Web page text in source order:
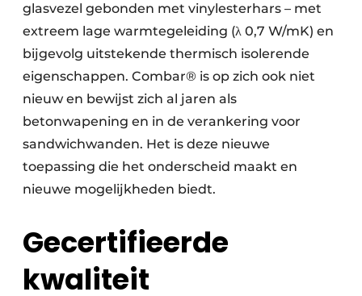
glasvezel gebonden met vinylesterhars – met
extreem lage warmtegeleiding (λ 0,7 W/mK) en
bijgevolg uitstekende thermisch isolerende
eigenschappen. Combar® is op zich ook niet
nieuw en bewijst zich al jaren als
betonwapening en in de verankering voor
sandwichwanden. Het is deze nieuwe
toepassing die het onderscheid maakt en
nieuwe mogelijkheden biedt.
Gecertifieerde
kwaliteit